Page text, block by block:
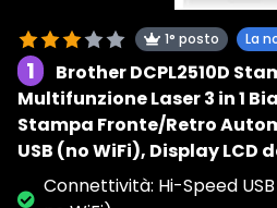
1° posto La
1
Brother DCPL2510D
Multifunzione Laser 3 in 1
Stampa Fronte/Retro
USB (no WiFi), Display LCD
Connettività: Hi-Speed